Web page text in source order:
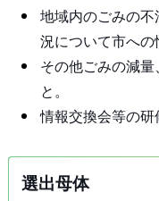
地域内のごみの
況について市への
その他ごみの減量
と。
情報交換会等の研
選出母体